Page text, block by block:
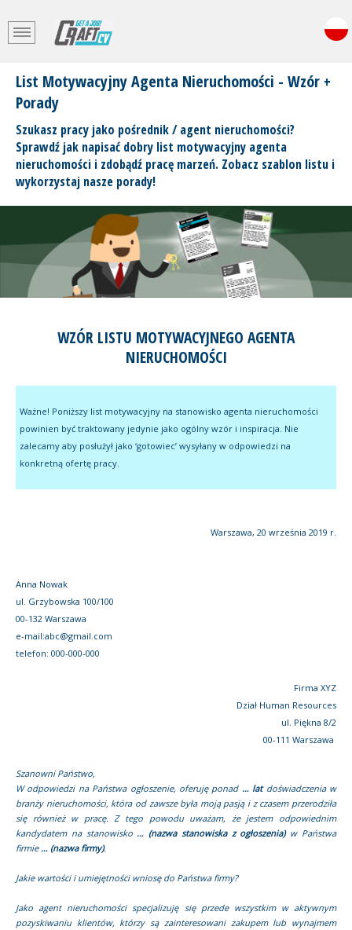
List Motywacyjny Agenta Nieruchomości - Wzór +
Porady
Szukasz pracy jako pośrednik / agent nieruchomości?
Sprawdź jak napisać dobry list motywacyjny agenta
nieruchomości i zdobądź pracę marzeń. Zobacz szablon listu i
wykorzystaj nasze porady!
WZÓR LISTU MOTYWACYJNEGO AGENTA
NIERUCHOMOŚCI
Ważne! Poniższy list motywacyjny na stanowisko agenta nieruchomości
powinien być traktowany jedynie jako ogólny wzór i inspiracja. Nie
zalecamy aby posłużył jako ‘gotowiec’ wysyłany w odpowiedzi na
konkretną ofertę pracy.
Warszawa, 20 września 2019 r.
Anna Nowak
ul. Grzybowska 100/100
00-132 Warszawa
e-mail:abc@gmail.com
telefon: 000-000-000
Firma XYZ
Dział Human Resources
ul. Piękna 8/2
00-111 Warszawa
Szanowni Państwo,
W odpowiedzi na Państwa ogłoszenie, oferuję ponad … lat doświadczenia w
branży nieruchomości, która od zawsze była moją pasją i z czasem przerodziła
się również w pracę. Z tego powodu uważam, że jestem odpowiednim
kandydatem na stanowisko … (nazwa stanowiska z ogłoszenia) w Państwa
firmie … (nazwa firmy).
Jakie wartości i umiejętności wniosę do Państwa firmy?
Jako agent nieruchomości specjalizuję się przede wszystkim w aktywnym
pozyskiwaniu klientów, którzy są zainteresowani zakupem lub wynajmem